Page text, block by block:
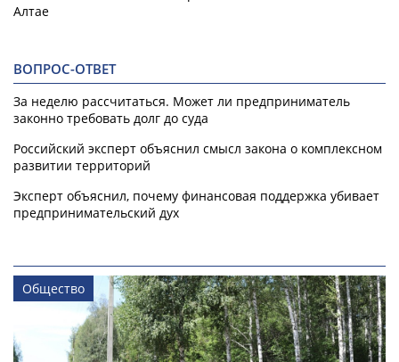
Алтае
ВОПРОС-ОТВЕТ
За неделю рассчитаться. Может ли предприниматель
законно требовать долг до суда
Российский эксперт объяснил смысл закона о комплексном
развитии территорий
Эксперт объяснил, почему финансовая поддержка убивает
предпринимательский дух
Общество